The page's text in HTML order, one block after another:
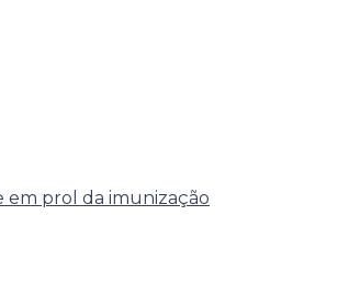
em prol da imunização